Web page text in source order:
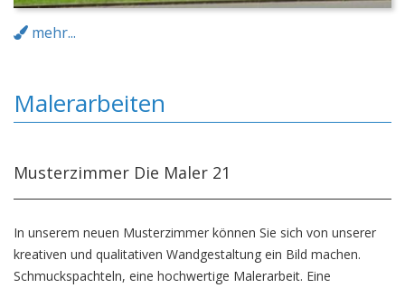
mehr...
Malerarbeiten
Musterzimmer Die Maler 21
In unserem neuen Musterzimmer können Sie sich von unserer
kreativen und qualitativen Wandgestaltung ein Bild machen.
Schmuckspachteln, eine hochwertige Malerarbeit. Eine